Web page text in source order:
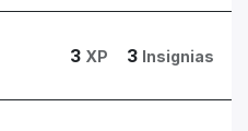
3 XP 3 Insignias